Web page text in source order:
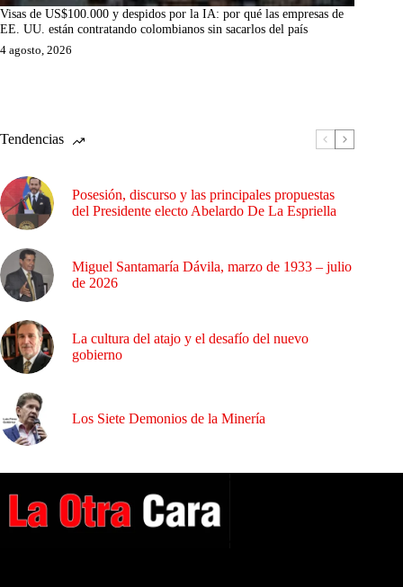
Visas de US$100.000 y despidos por la IA: por qué las empresas de
EE. UU. están contratando colombianos sin sacarlos del país
4 agosto, 2026
Tendencias
Posesión, discurso y las principales propuestas
del Presidente electo Abelardo De La Espriella
Miguel Santamaría Dávila, marzo de 1933 – julio
de 2026
La cultura del atajo y el desafío del nuevo
gobierno
Los Siete Demonios de la Minería